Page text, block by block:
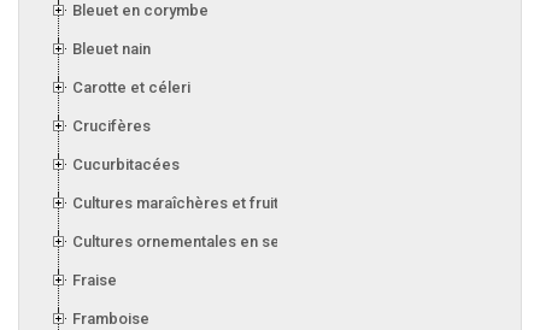
Bleuet en corymbe
Bleuet nain
Carotte et céleri
Crucifères
Cucurbitacées
Cultures maraîchères et fruitières en serre
Cultures ornementales en serre
Fraise
Framboise